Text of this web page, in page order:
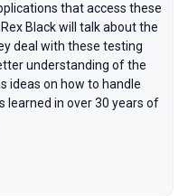
that access these
Black will talk about the
deal with these testing
understanding of the
ideas on how to handle
learned in over 30 years of